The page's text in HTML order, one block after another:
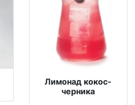
Лимонад кокос-
черника